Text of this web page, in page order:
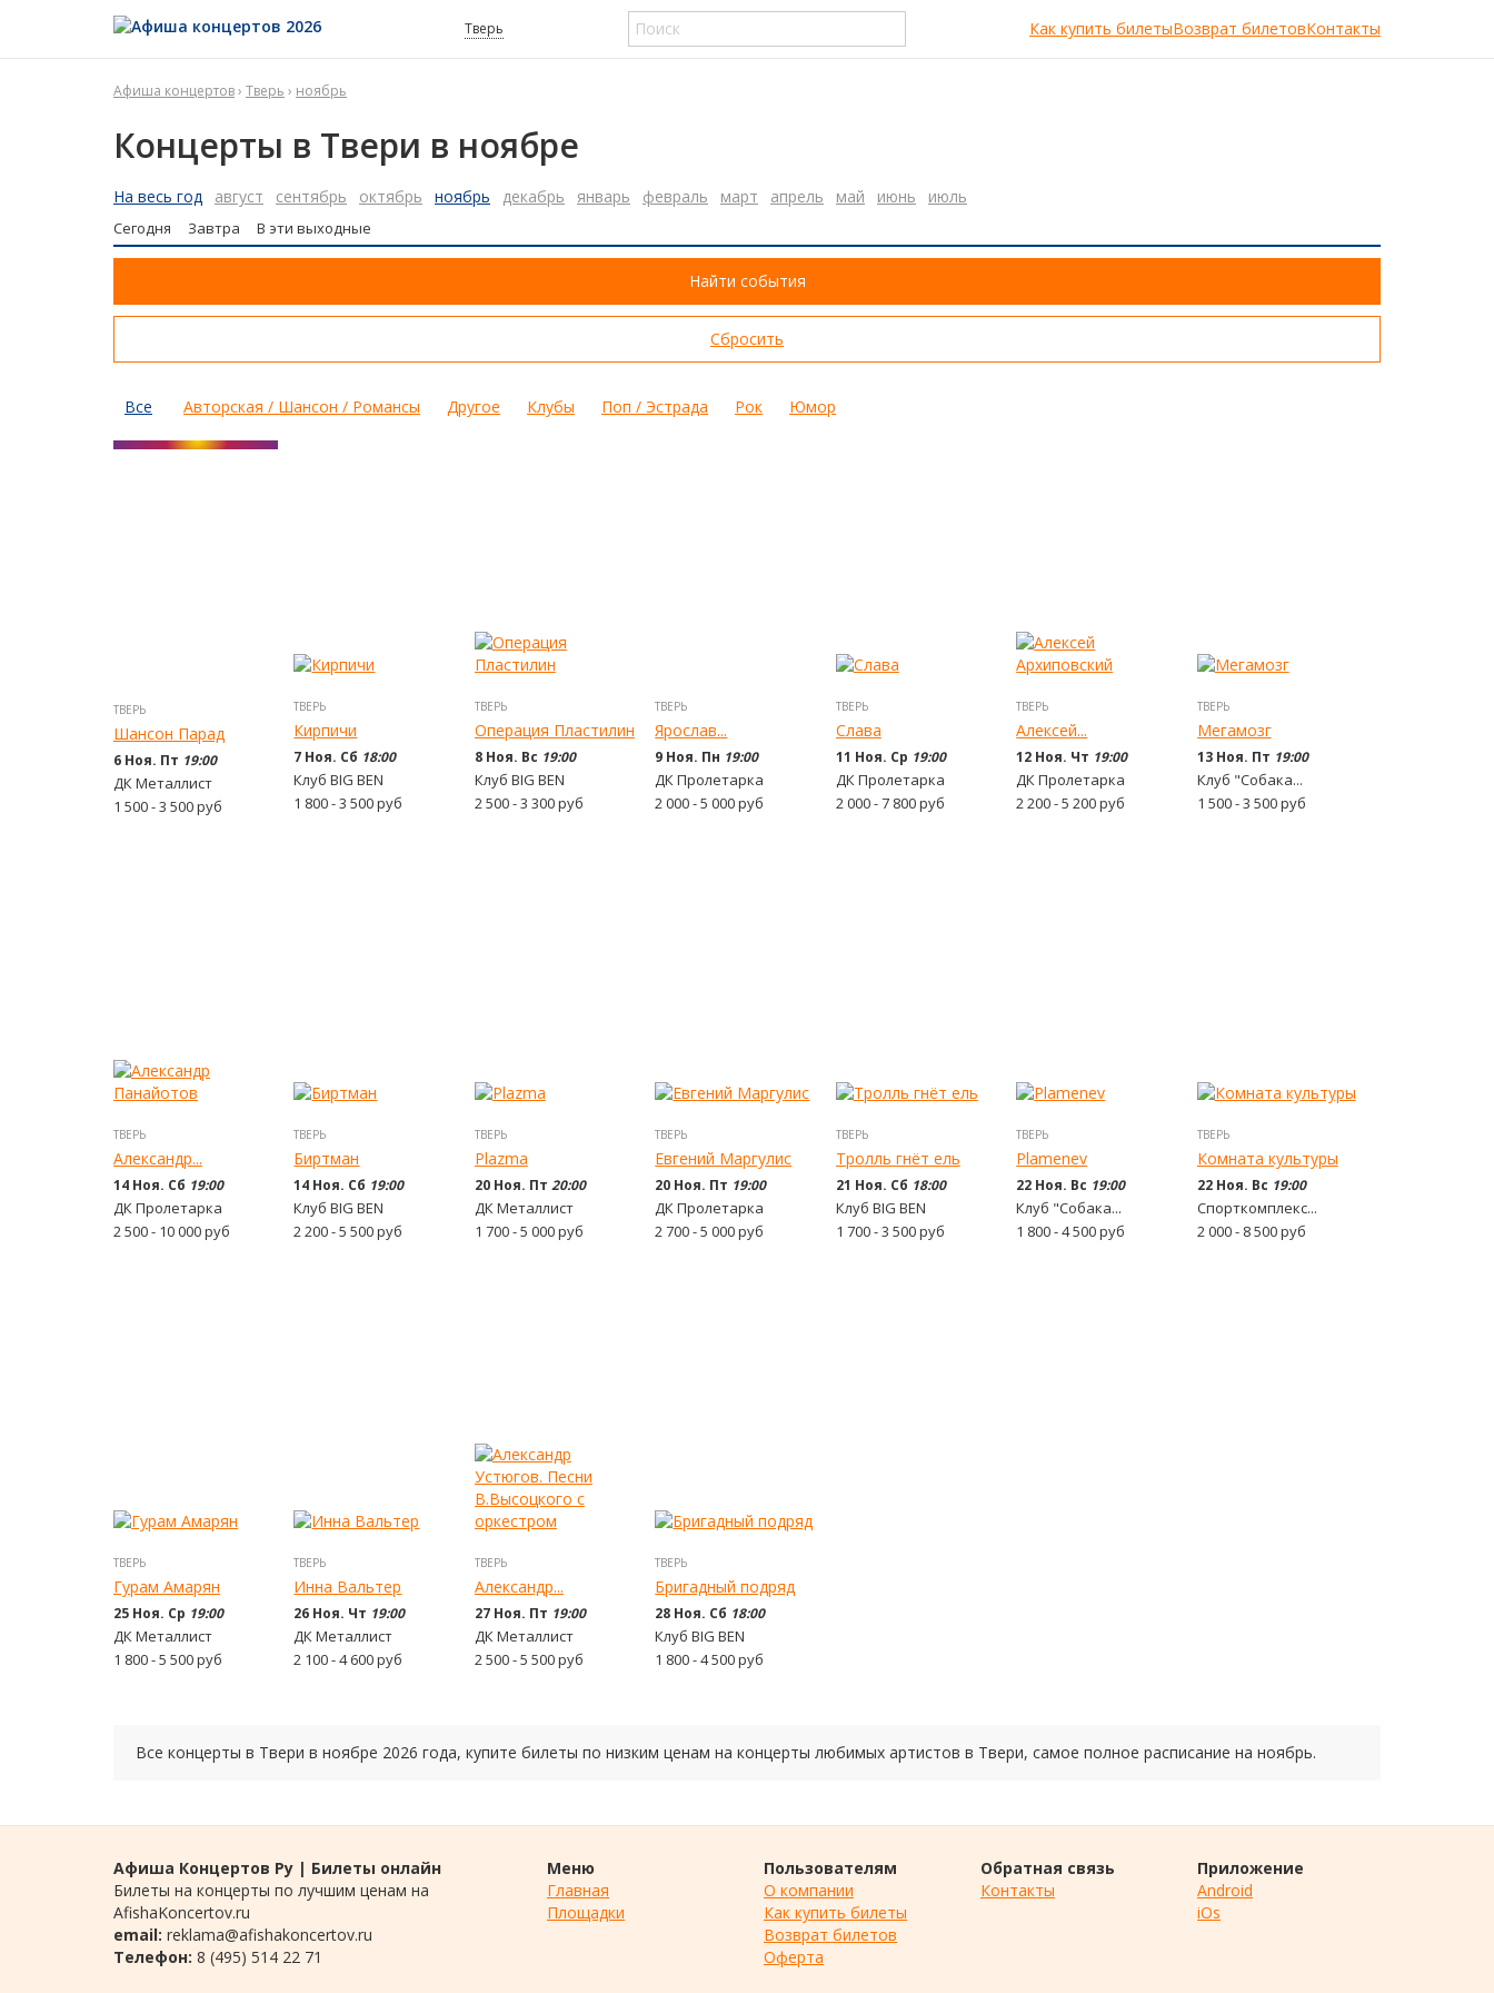
Тверь Как купить билетыВозврат билетовКонтакты
Афиша концертов› Тверь › ноябрь
Концерты в Твери в ноябре
На весь год август сентябрь октябрь ноябрь декабрь январь февраль март апрель май июнь июль
Сегодня Завтра В эти выходные
Найти события
Сбросить
Все Авторская / Шансон / Романсы Другое Клубы Поп / Эстрада Рок Юмор
ТВЕРЬ
Шансон Парад
6 Ноя. Пт 19:00
ДК Металлист
1 500 - 3 500руб
ТВЕРЬ
Кирпичи
7 Ноя. Сб 18:00
Клуб BIG BEN
1 800 - 3 500руб
ТВЕРЬ
Операция Пластилин
8 Ноя. Вс 19:00
Клуб BIG BEN
2 500 - 3 300руб
ТВЕРЬ
Ярослав...
9 Ноя. Пн 19:00
ДК Пролетарка
2 000 - 5 000руб
ТВЕРЬ
Слава
11 Ноя. Ср 19:00
ДК Пролетарка
2 000 - 7 800руб
ТВЕРЬ
Алексей...
12 Ноя. Чт 19:00
ДК Пролетарка
2 200 - 5 200руб
ТВЕРЬ
Мегамозг
13 Ноя. Пт 19:00
Клуб "Собака...
1 500 - 3 500руб
ТВЕРЬ
Александр...
14 Ноя. Сб 19:00
ДК Пролетарка
2 500 - 10 000руб
ТВЕРЬ
Биртман
14 Ноя. Сб 19:00
Клуб BIG BEN
2 200 - 5 500руб
ТВЕРЬ
Plazma
20 Ноя. Пт 20:00
ДК Металлист
1 700 - 5 000руб
ТВЕРЬ
Евгений Маргулис
20 Ноя. Пт 19:00
ДК Пролетарка
2 700 - 5 000руб
ТВЕРЬ
Тролль гнёт ель
21 Ноя. Сб 18:00
Клуб BIG BEN
1 700 - 3 500руб
ТВЕРЬ
Plamenev
22 Ноя. Вс 19:00
Клуб "Собака...
1 800 - 4 500руб
ТВЕРЬ
Комната культуры
22 Ноя. Вс 19:00
Спорткомплекс...
2 000 - 8 500руб
ТВЕРЬ
Гурам Амарян
25 Ноя. Ср 19:00
ДК Металлист
1 800 - 5 500руб
ТВЕРЬ
Инна Вальтер
26 Ноя. Чт 19:00
ДК Металлист
2 100 - 4 600руб
ТВЕРЬ
Александр...
27 Ноя. Пт 19:00
ДК Металлист
2 500 - 5 500руб
ТВЕРЬ
Бригадный подряд
28 Ноя. Сб 18:00
Клуб BIG BEN
1 800 - 4 500руб
Все концерты в Твери в ноябре 2026 года, купите билеты по низким ценам на концерты любимых артистов в Твери, самое полное расписание на ноябрь.
Афиша Концертов Ру | Билеты онлайн
Билеты на концерты по лучшим ценам на
AfishaKoncertov.ru
email: reklama@afishakoncertov.ru
Телефон: 8 (495) 514 22 71
Меню
Главная
Площадки
Пользователям
О компании
Как купить билеты
Возврат билетов
Оферта
Обратная связь
Контакты
Приложение
Android
iOs